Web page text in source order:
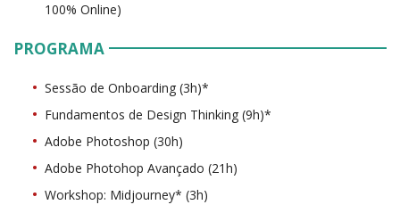
100% Online)
PROGRAMA
Sessão de Onboarding (3h)*
Fundamentos de Design Thinking (9h)*
Adobe Photoshop (30h)
Adobe Photohop Avançado (21h)
Workshop: Midjourney* (3h)